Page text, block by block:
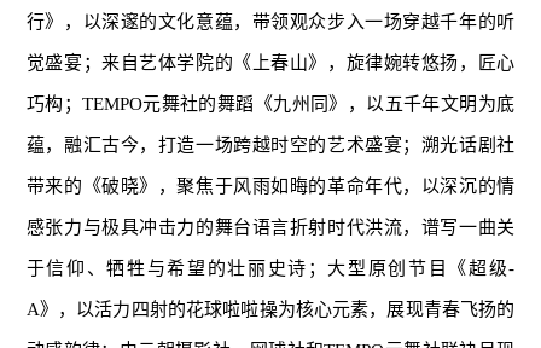
行》，以深邃的文化意蕴，带领观众步入一场穿越千年的听
觉盛宴；来自艺体学院的《上春山》，旋律婉转悠扬，匠心
巧构；TEMPO元舞社的舞蹈《九州同》，以五千年文明为底
蕴，融汇古今，打造一场跨越时空的艺术盛宴；溯光话剧社
带来的《破晓》，聚焦于风雨如晦的革命年代，以深沉的情
感张力与极具冲击力的舞台语言折射时代洪流，谱写一曲关
于信仰、牺牲与希望的壮丽史诗；大型原创节目《超级-
A》，以活力四射的花球啦啦操为核心元素，展现青春飞扬的